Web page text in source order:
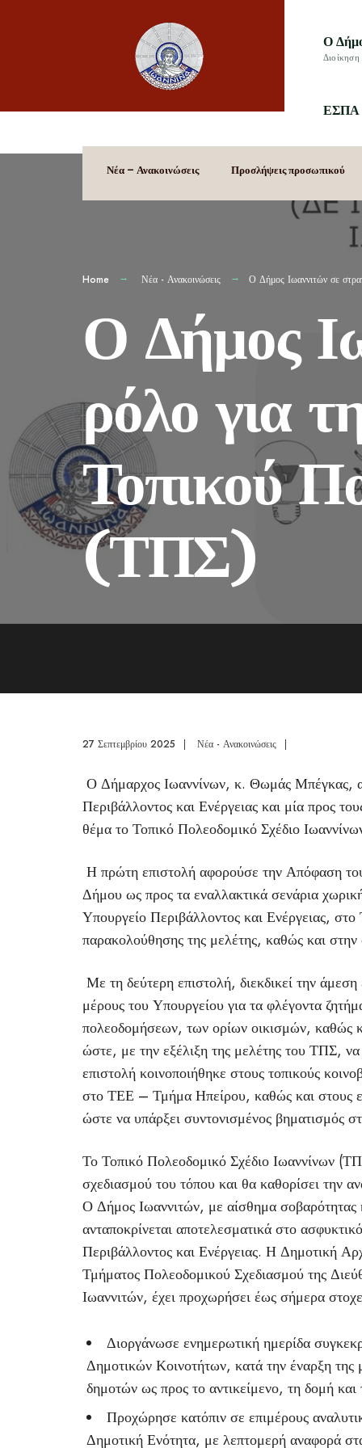
Ο
Διοίκηση
ΕΣΠΑ
Νέα – Ανακοινώσεις Προσλήψεις προσωπικού
Home Νέα - Ανακοινώσεις Ο Δήμος Ιωαννιτών σε
Ο Δήμος
ρόλο για
Τοπικού
(ΤΠΣ)
27 Σεπτεμβρίου 2025 | Νέα - Ανακοινώσεις |
Ο Δήμαρχος Ιωαννίνων, κ. Θωμάς Μπέγκας,
Περιβάλλοντος και Ενέργειας και μία προς
θέμα το Τοπικό Πολεοδομικό Σχέδιο
Η πρώτη επιστολή αφορούσε την Απόφαση
Δήμου ως προς τα εναλλακτικά σενάρια
Υπουργείο Περιβάλλοντος και Ενέργειας,
παρακολούθησης της μελέτης, καθώς και
Με τη δεύτερη επιστολή, διεκδικεί την
μέρους του Υπουργείου για τα φλέγοντα
πολεοδομήσεων, των ορίων οικισμών, καθώς
ώστε, με την εξέλιξη της μελέτης του ΤΠΣ, να
επιστολή κοινοποιήθηκε στους τοπικούς
στο ΤΕΕ – Τμήμα Ηπείρου, καθώς και στους
ώστε να υπάρξει συντονισμένος βηματισμός
Το Τοπικό Πολεοδομικό Σχέδιο Ιωαννίνων
σχεδιασμού του τόπου και θα καθορίσει την
Ο Δήμος Ιωαννιτών, με αίσθημα σοβαρότητας
ανταποκρίνεται αποτελεσματικά στο
Περιβάλλοντος και Ενέργειας. Η Δημοτική
Τμήματος Πολεοδομικού Σχεδιασμού της
Ιωαννιτών, έχει προχωρήσει έως σήμερα
Διοργάνωσε ενημερωτική ημερίδα
Δημοτικών Κοινοτήτων, κατά την έναρξη της
δημοτών ως προς το αντικείμενο, τη δομή
Προχώρησε κατόπιν σε επιμέρους
Δημοτική Ενότητα, με λεπτομερή αναφορά